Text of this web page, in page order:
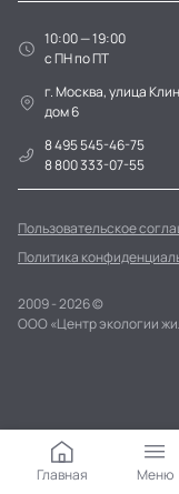
10:00 — 19:00
c ПН по ПТ
г. Москва, улица
дом 6
8 495 545-46-75
8 800 333-07-55
Пользовательское
Политика
2009 - 2026 ©
ООО «Центр экологии
Главная Меню